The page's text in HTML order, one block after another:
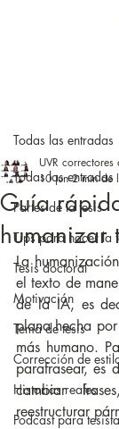
Todas las entradas
Partes de la tesis
Tips para hacer la
Tesis doctoral
Motivación
Tema de tesis
Corrección de
Historias reales
Podcast para
Todas las entradas
Guía
humanizar
UVR correctores
10 jun 2 min de
La
el texto de
de la IA, es
plana hecha
más humano.
parafrasear, es
cambiar
reestructurar